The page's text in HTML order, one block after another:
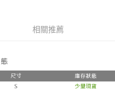
期數、繳款截止日，確認付款後即完
易或遇審核未通過，訂單將自動取
示未達大哥付你分期系統評分，恕無
不需儲值。
即可結帳。
付款。
相關推薦